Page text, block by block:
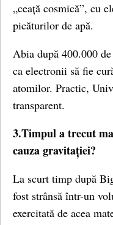
„ceață cosmică”, cu
picăturilor de apă.
Abia după 400.000
ca electronii să fie
atomilor. Practic,
transparent.
3.Timpul a trecut
cauza gravitației?
La scurt timp după
fost strânsă într-un
exercitată de acea